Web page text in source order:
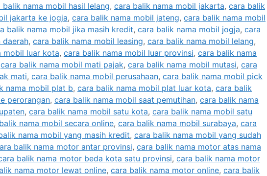
balik nama mobil hasil lelang, cara balik nama mobil jakarta, cara balik
jakarta ke jogja, cara balik nama mobil jateng, cara balik nama mobil
balik nama mobil jika masih kredit, cara balik nama mobil jogja, cara
daerah, cara balik nama mobil leasing, cara balik nama mobil lelang,
mobil luar kota, cara balik nama mobil luar provinsi, cara balik nama
cara balik nama mobil mati pajak, cara balik nama mobil mutasi, cara
mati, cara balik nama mobil perusahaan, cara balik nama mobil pick
nama mobil plat b, cara balik nama mobil plat luar kota, cara balik
perorangan, cara balik nama mobil saat pemutihan, cara balik nama
, cara balik nama mobil satu kota, cara balik nama mobil satu
nama mobil secara online, cara balik nama mobil surabaya, cara
nama mobil yang masih kredit, cara balik nama mobil yang sudah
balik nama motor antar provinsi, cara balik nama motor atas nama
balik nama motor beda kota satu provinsi, cara balik nama motor
nama motor lewat online, cara balik nama motor online, cara balik